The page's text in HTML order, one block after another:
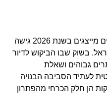
מאיר דוידי וניצנים אחזקות ופיננסים מייצגים בשנת 2026 גישה
בשוק שבו הביקוש לדיור
גבוהים ושאלת
לעתיד הסביבה הבנויה